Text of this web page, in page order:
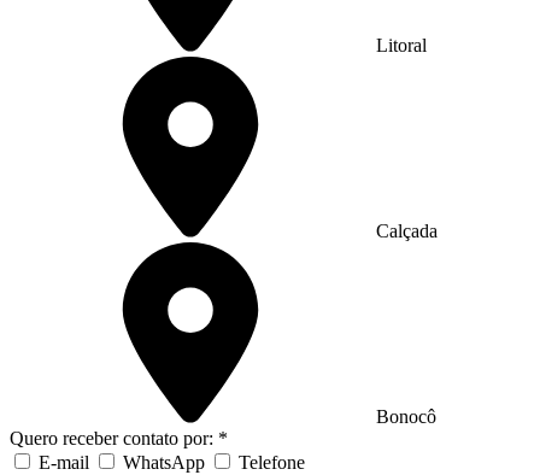
Litoral
Calçada
Bonocô
Quero receber contato por: *
E-mail
WhatsApp
Telefone